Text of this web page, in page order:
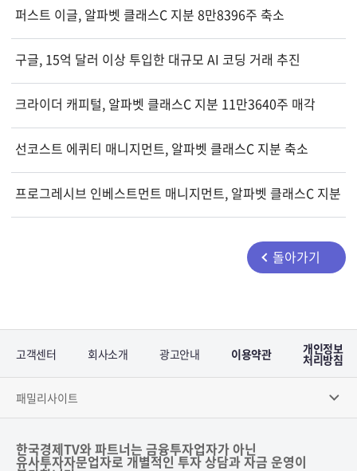
퍼스트 이글, 알파벳 클래스C 지분 8만8396주 축소
구글, 15억 달러 이상 투입한 대규모 AI 코딩 거래 추진
크라이더 캐피털, 알파벳 클래스C 지분 11만3640주 매각
선코스트 에퀴티 매니지먼트, 알파벳 클래스C 지분 축소
프로그레시브 인베스트먼트 매니지먼트, 알파벳 클래스C 지분
돌아가기
고객센터 회사소개 광고안내 이용약관 개인정보
처리방침
패밀리사이트
한국경제TV와 파트너는 금융투자업자가 아닌
유사투자자문업자로 개별적인 투자 상담과 자금 운영이